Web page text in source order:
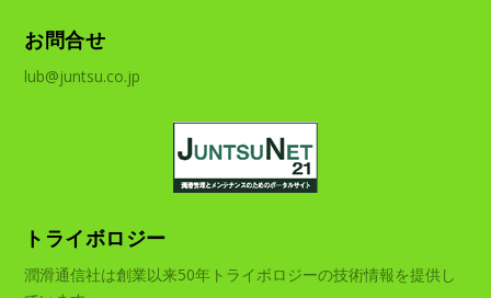
お問合せ
lub@juntsu.co.jp
トライボロジー
潤滑通信社は創業以来50年トライボロジーの技術情報を提供し